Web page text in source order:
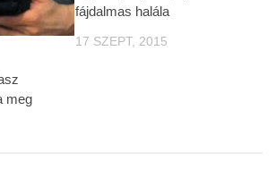
meg
fájdalmas halála
17 SZEPT, 2015